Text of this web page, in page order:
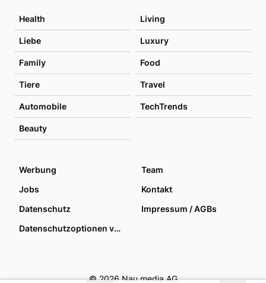
Health Living
Liebe Luxury
Family Food
Tiere Travel
Automobile TechTrends
Beauty
Werbung
Team
Jobs
Kontakt
Datenschutz
Impressum / AGBs
Datenschutzoptionen verwalten
© 2026 Nau media AG